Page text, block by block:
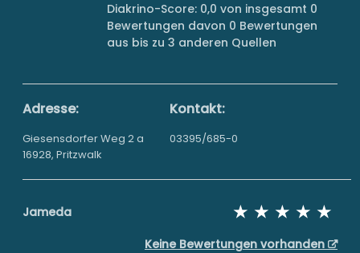
Diakrino-Score: 0,0 von insgesamt 0
Bewertungen davon 0 Bewertungen
aus bis zu 3 anderen Quellen
Adresse:
Giesensdorfer Weg 2 a
16928, Pritzwalk
Kontakt:
03395/685-0
Jameda
Keine Bewertungen vorhanden